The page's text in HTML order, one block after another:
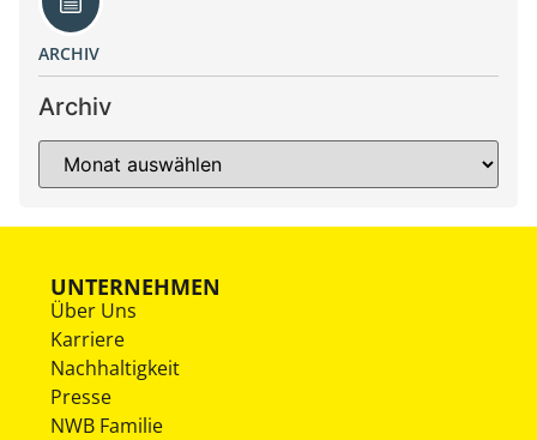
ARCHIV
Archiv
UNTERNEHMEN
Über Uns
Karriere
Nachhaltigkeit
Presse
NWB Familie